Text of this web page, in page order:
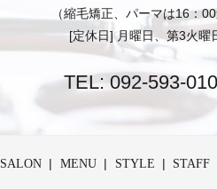
（縮毛矯正、パーマは16：
[定休日] 月曜日、第3火曜
TEL: 092-593-
SALON MENU STYLE STAFF